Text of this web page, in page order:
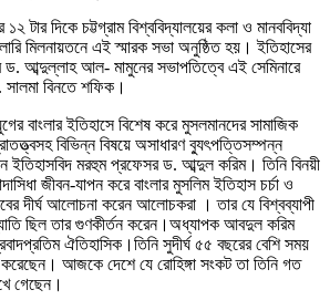
টার দিকে চট্টগ্রাম বিশ্ববিদ্যালয়ের কলা ও মানববিদ্যা
মিলনায়তনে এই স্মারক সভা অনুষ্ঠিত হয়। ইতিহাসের
ড. আব্দুল্লাহ আল- মামুনের সভাপতিত্বে এই সেমিনারে
সালমা বিনতে শফিক।
বাংলার ইতিহাসে বিশেষ করে মুসলমানদের সামাজিক
বিভিন্ন বিষয়ে অসাধারণ ব্যুৎপত্তিসম্পন্ন
ইতিহাসবিদ মরহুম প্রফেসর ড. আব্দুল করিম। তিনি বিনয়ী
জীবন-যাপন করে বাংলার মুসলিম ইতিহাস চর্চা ও
দীর্ঘ আলোচনা করেন আলোচকরা । তার যে বিশ্বব্যাপী
ছিল তার গুণকীর্তন করেন।অধ্যাপক আবদুল করিম
ঐতিহাসিক।তিনি সুদীর্ঘ ৫৫ বছরের বেশি সময়
করেছেন। আজকে দেশে যে রোহিঙ্গা সংকট তা তিনি গত
গেছেন।